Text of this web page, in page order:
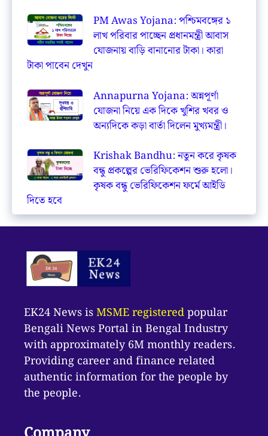
PM Awas Yojana: পশ্চিমবঙ্গের ১
লাখ পরিবার পাচ্ছেন প্রধানমন্ত্রী আবাস
যোজনায় বাড়ি বানানোর টাকা। কারা
টাকা পাবেন দেখুন
Annapurna Yojana: অন্নপূর্ণা
যোজনা নিয়ে এক দিকে খুশির খবর ও
অন্যদিকে কড়া বার্তা দিলেন মুখ্যমন্ত্রী।
Krishak Bandhu: নতুন করে কৃষক
বন্ধু প্রকল্পের ভেরিফিকেশন শুরু হলো।
কৃষক বন্ধু ভেরিফিকেশন ফর্মে আইডি
দিতে হবে
EK24 News isMSME registeredpopular
Bengali News Portal in Bengal Industry
with approximately 6M monthly readers.
Providing career and finance related
authentic information for the people by
the people.